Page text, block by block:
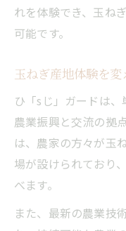
れを体験でき、玉ね
可能です。
玉ねぎ産地体験を
ひ「sじ」ガードは
農業振興と交流の拠
は、農家の方々が玉
場が設けられており
べます。
また、最新の農業技